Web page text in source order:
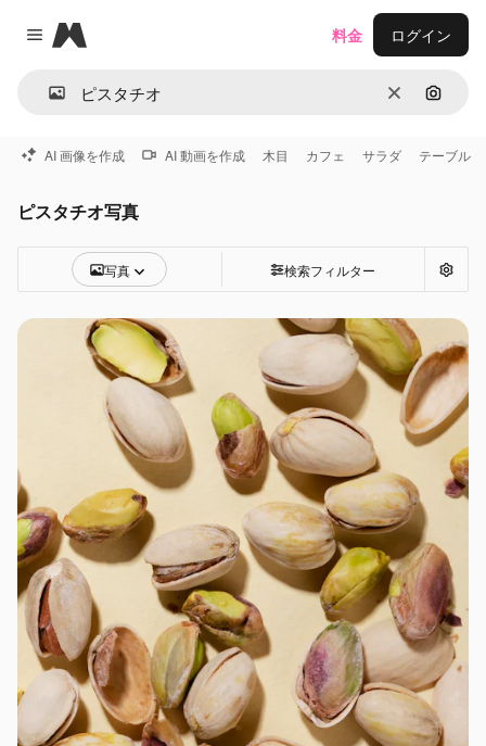
Close menu
Magnific
消去 画像で
料金 ログイン
AI 画像を作成 AI 動画を作成 木目 カフェ サラダ テーブル
ピスタチオ写真
写真 検索フィルター